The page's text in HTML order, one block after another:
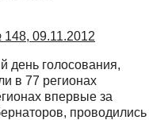
09.11.2012
день голосования,
в 77 регионах
впервые за
проводились